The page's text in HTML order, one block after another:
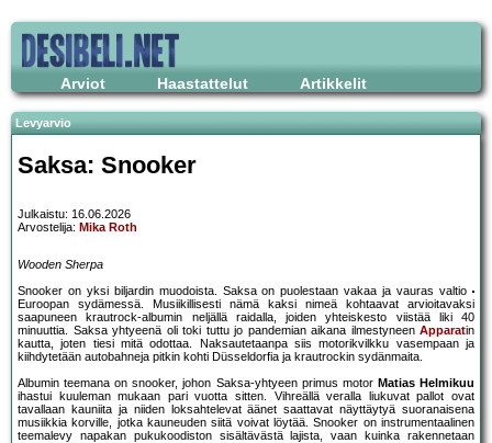
Arviot Haastattelut Artikkelit
Levyarvio
Saksa: Snooker
Julkaistu: 16.06.2026
Arvostelija: Mika Roth
Wooden Sherpa
Snooker on yksi biljardin muodoista. Saksa on puolestaan vakaa ja vauras valtio
Euroopan sydämessä. Musiikillisesti nämä kaksi nimeä kohtaavat arvioitavaksi
saapuneen krautrock-albumin neljällä raidalla, joiden yhteiskesto viistää liki 40
minuuttia. Saksa yhtyeenä oli toki tuttu jo pandemian aikana ilmestyneen Apparatin
kautta, joten tiesi mitä odottaa. Naksautetaanpa siis motorikvilkku vasempaan ja
kiihdytetään autobahneja pitkin kohti Düsseldorfia ja krautrockin sydänmaita.
Albumin teemana on snooker, johon Saksa-yhtyeen primus motor Matias Helmikuu
ihastui kuuleman mukaan pari vuotta sitten. Vihreällä veralla liukuvat pallot ovat
tavallaan kauniita ja niiden loksahtelevat äänet saattavat näyttäytyä suoranaisena
musiikkia korville, jotka kauneuden siitä voivat löytää. Snooker on instrumentaalinen
teemalevy napakan pukukoodiston sisältävästä lajista, vaan kuinka rakennetaan